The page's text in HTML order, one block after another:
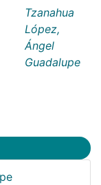
Tzanahua
López,
Ángel
Guadalupe